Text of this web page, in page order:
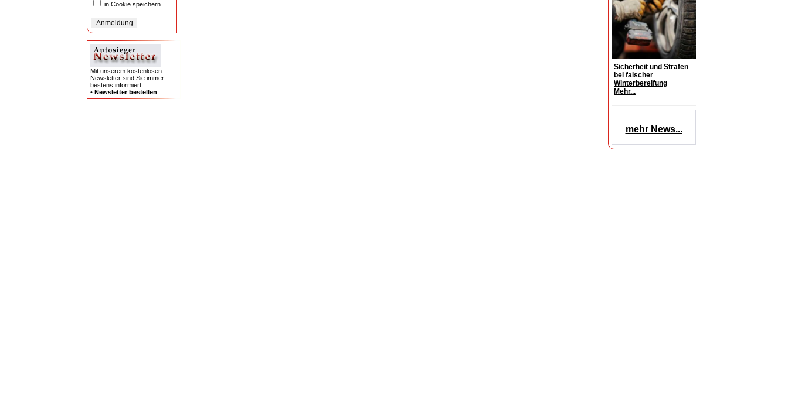
in Cookie speichern
Mit unserem kostenlosen
Newsletter sind Sie immer
bestens informiert.
• Newsletter bestellen
Sicherheit und Strafen
bei falscher
Winterbereifung
Mehr...
mehr News...